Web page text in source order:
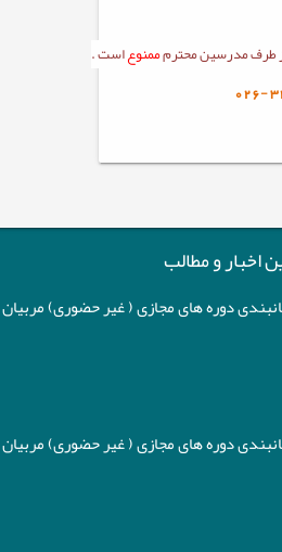
طرف مدرسين محترمممنوعاست .
-
026
اخبار و مطالب
23-05 برنامه زمانبندی دوره های مجازی ( غیر حضوری) مربیان
22-05 برنامه زمانبندی دوره های مجازی ( غیر حضوری) مربیان